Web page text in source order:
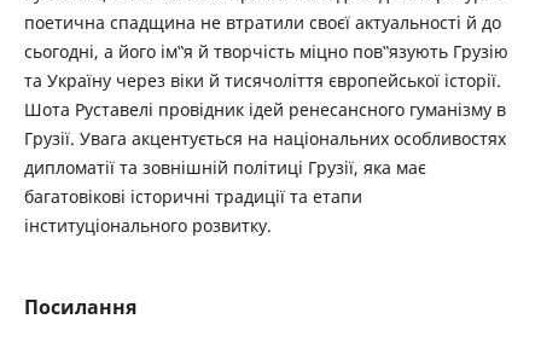
поетична спадщина не втратили своєї актуальності й до
сьогодні, а його ім‟я й творчість міцно пов‟язують Грузію
та Україну через віки й тисячоліття європейської історії.
Шота Руставелі провідник ідей ренесансного гуманізму в
Грузії. Увага акцентується на національних особливостях
дипломатії та зовнішній політиці Грузії, яка має
багатовікові історичні традиції та етапи
інституціонального розвитку.
Посилання